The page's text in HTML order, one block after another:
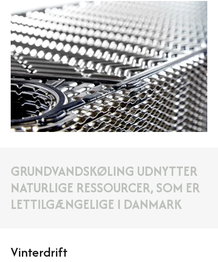
GRUNDVANDSKØLING UDNYTTER
NATURLIGE RESSOURCER, SOM ER
LETTILGÆNGELIGE I DANMARK
Vinterdrift